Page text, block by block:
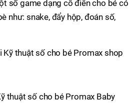
số game dạng cổ điển cho bé có
như: snake, đẩy hộp, đoán số,
thuật số cho bé Promax Baby